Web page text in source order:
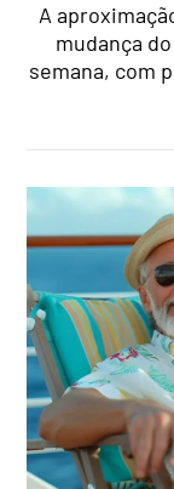
A
mudança
semana, com